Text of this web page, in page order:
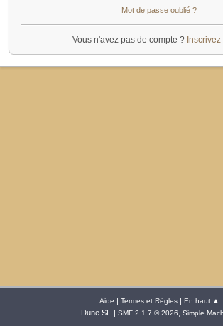
Mot de passe oublié ?
Vous n'avez pas de compte ?
Aide | Termes et Règles| En haut ▲
Dune SF | SMF 2.1.7 © 2026 Simple